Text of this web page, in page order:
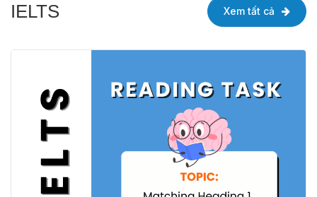
IELTS Xem tất cả